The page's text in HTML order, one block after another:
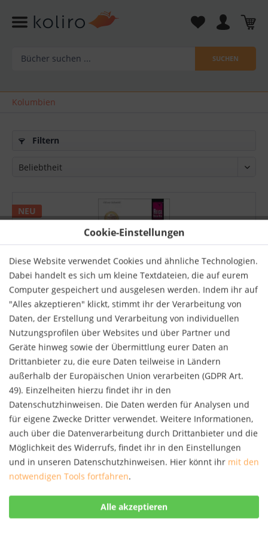
SUCHEN
Kolumbien
Cookie-Einstellungen
Diese Website verwendet Cookies und ähnliche Technologien.
Dabei handelt es sich um kleine Textdateien, die auf eurem
Computer gespeichert und ausgelesen werden. Indem ihr auf
"Alles akzeptieren" klickt, stimmt ihr der Verarbeitung von
Daten, der Erstellung und Verarbeitung von individuellen
Nutzungsprofilen über Websites und über Partner und
Geräte hinweg sowie der Übermittlung eurer Daten an
Drittanbieter zu, die eure Daten teilweise in Ländern
außerhalb der Europäischen Union verarbeiten (GDPR Art.
49). Einzelheiten hierzu findet ihr in den
Datenschutzhinweisen. Die Daten werden für Analysen und
für eigene Zwecke Dritter verwendet. Weitere Informationen,
auch über die Datenverarbeitung durch Drittanbieter und die
Möglichkeit des Widerrufs, findet ihr in den Einstellungen
und in unseren Datenschutzhinweisen. Hier könnt ihr mit den
notwendigen Tools fortfahren.
Filtern
NEU
Reise Know-How KulturSchock Kolumbien
Kolumbien ist das bevölkerungsreichste
spanischsprachige Land Südamerikas und seine
Einwohner verteilen sich aufgrund der komplexen
Geografie über das Land wie auf einem
Flickenteppich.Ethnische, soziale und
Mentalitätsunterschiede...
14,90 € *
Merken
Koliro - bücheRReden